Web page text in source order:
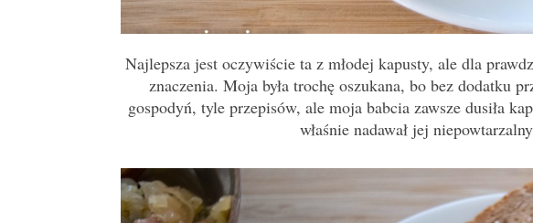
Najlepsza jest oczywiście ta z młodej kapusty, ale dla
znaczenia. Moja była trochę oszukana, bo bez dodatku
gospodyń, tyle przepisów, ale moja babcia zawsze dusiła
właśnie nadawał jej